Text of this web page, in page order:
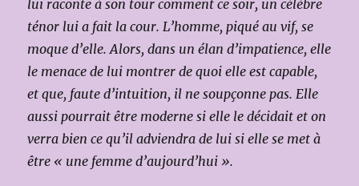
lui raconte à son tour comment ce soir, un célèbre
ténor lui a fait la cour. L’homme, piqué au vif, se
moque d’elle. Alors, dans un élan d’impatience, elle
le menace de lui montrer de quoi elle est capable,
et que, faute d’intuition, il ne soupçonne pas. Elle
aussi pourrait être moderne si elle le décidait et on
verra bien ce qu’il adviendra de lui si elle se met à
être « une femme d’aujourd’hui ».